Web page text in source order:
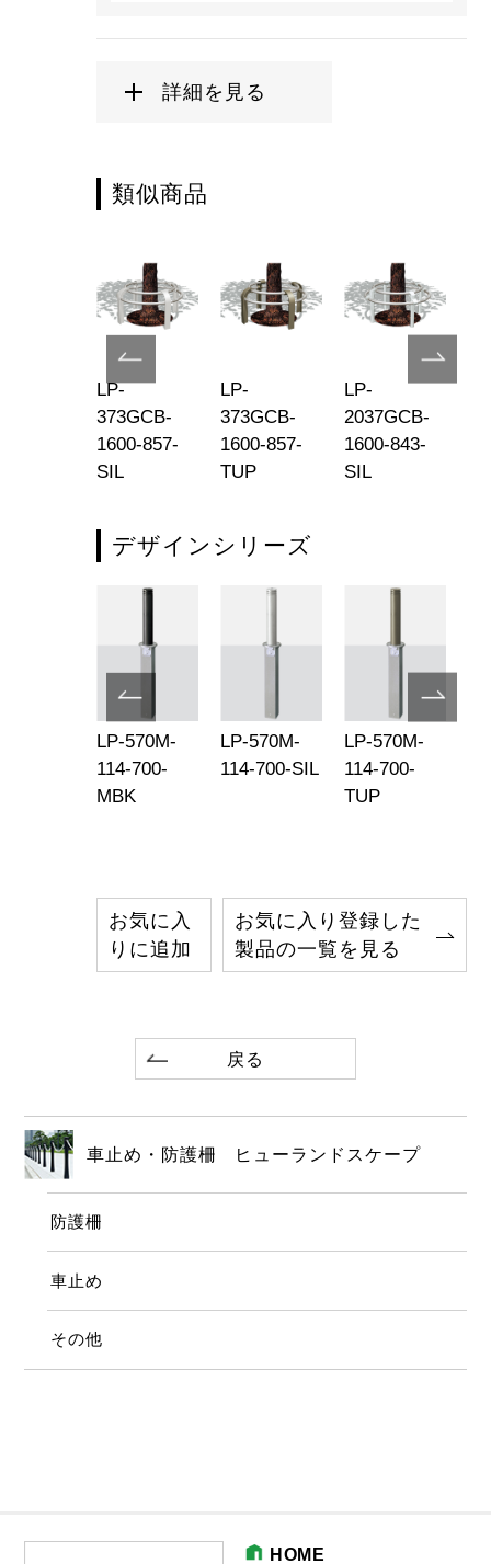
詳細を見る
類似商品
LP-
373GCB-
1600-857-
SIL
LP-
373GCB-
1600-857-
TUP
LP-
2037GCB-
1600-843-
SIL
デザインシリーズ
LP-570M-
114-700-
MBK
LP-570M-
114-700-SIL
LP-570M-
114-700-
TUP
お気に入
りに追加
お気に入り登録した
製品の一覧を見る
戻る
車止め・防護柵 ヒューランドスケープ
防護柵
車止め
その他
HOME